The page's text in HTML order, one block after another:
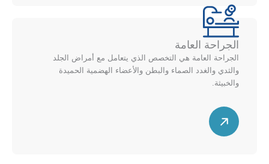
ل
أ
ع
ل
ى
م
خ
ط
ط
ق
ط
ر
ي
ل
ل
م
ي
الجراحة العامة
الجراحة العامة هي التخصص الذي يتعامل مع أمراض الجلد
والثدي والغدد الصماء والبطن والأعضاء الهضمية الحميدة
والخبيثة.
س
ه